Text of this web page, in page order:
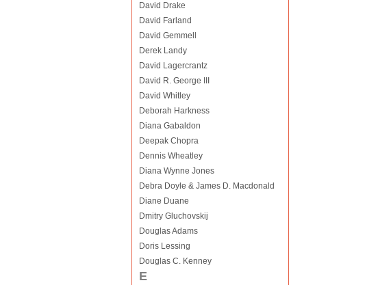
David Drake
David Farland
David Gemmell
Derek Landy
David Lagercrantz
David R. George III
David Whitley
Deborah Harkness
Diana Gabaldon
Deepak Chopra
Dennis Wheatley
Diana Wynne Jones
Debra Doyle & James D. Macdonald
Diane Duane
Dmitry Gluchovskij
Douglas Adams
Doris Lessing
Douglas C. Kenney
E